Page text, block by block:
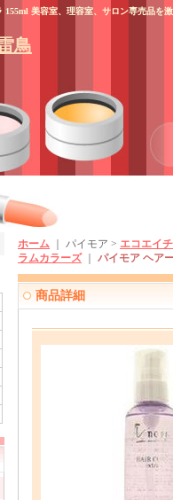
美容室、理容室、サロン専売品を
鳥
ホーム ｜ パイモア > エコエイ
ラムカラーズ｜ パイモア ヘア
商品詳細